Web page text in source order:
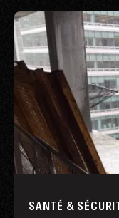
SANTÉ &